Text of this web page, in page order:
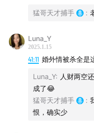
嘉宾：
陈文章 刑警、天才捕
小旋风 天才捕手计划
猛哥天才捕手 :
Luna_Y
2025.1.15
41:11 婚外情被杀全
Luna_Y: 人财两空
成了😂
猛哥天才捕手
:
恨，确实少